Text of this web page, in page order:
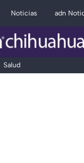
Noticias adn
Salud